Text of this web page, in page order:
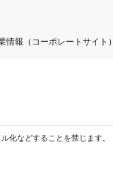
情報（コーポレートサイト）
化などすることを禁じます。